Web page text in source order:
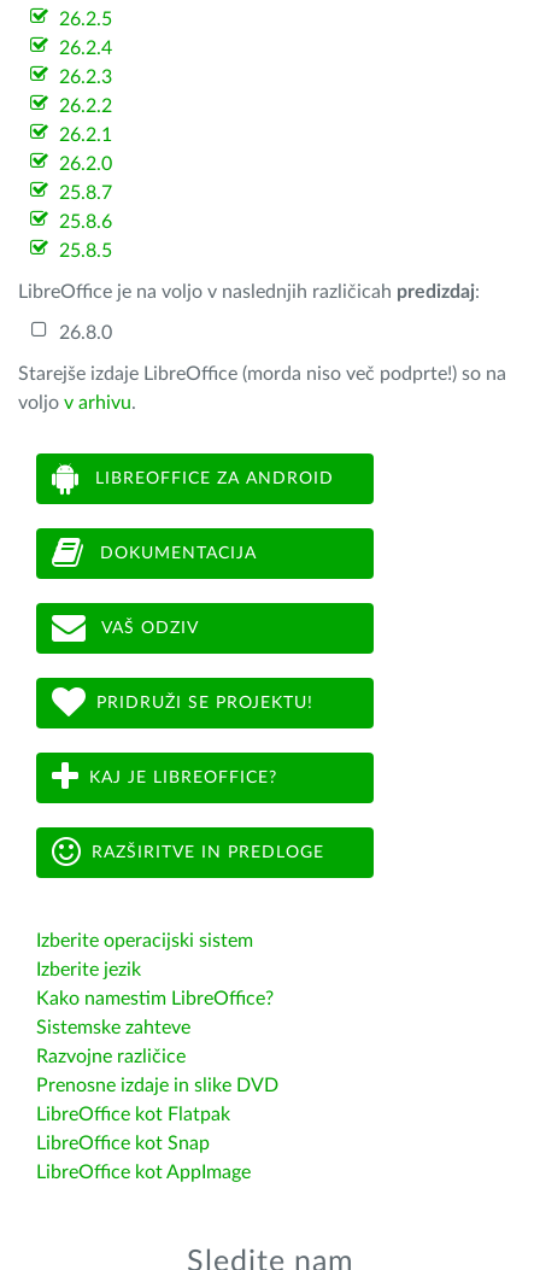
26.2.5
26.2.4
26.2.3
26.2.2
26.2.1
26.2.0
25.8.7
25.8.6
25.8.5
LibreOffice je na voljo v naslednjih različicah predizdaj:
26.8.0
Starejše izdaje LibreOffice (morda niso več podprte!) so na
voljo v arhivu.
LIBREOFFICE ZA ANDROID
DOKUMENTACIJA
VAŠ ODZIV
PRIDRUŽI SE PROJEKTU!
KAJ JE LIBREOFFICE?
RAZŠIRITVE IN PREDLOGE
Izberite operacijski sistem
Izberite jezik
Kako namestim LibreOffice?
Sistemske zahteve
Razvojne različice
Prenosne izdaje in slike DVD
LibreOffice kot Flatpak
LibreOffice kot Snap
LibreOffice kot AppImage
Sledite nam